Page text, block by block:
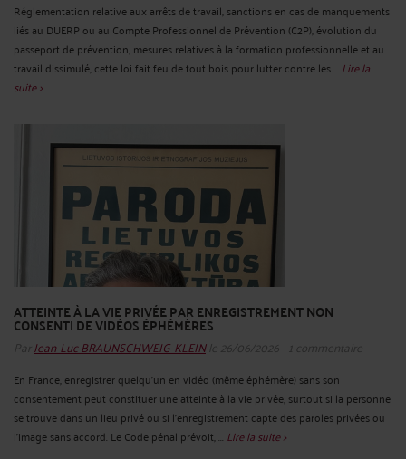
Réglementation relative aux arrêts de travail, sanctions en cas de manquements
liés au DUERP ou au Compte Professionnel de Prévention (C2P), évolution du
passeport de prévention, mesures relatives à la formation professionnelle et au
travail dissimulé, cette loi fait feu de tout bois pour lutter contre les ... Lire la
suite >
ATTEINTE À LA VIE PRIVÉE PAR ENREGISTREMENT NON
CONSENTI DE VIDÉOS ÉPHÉMÈRES
Par Jean-Luc BRAUNSCHWEIG-KLEINle 26/06/2026 - 1 commentaire
En France, enregistrer quelqu’un en vidéo (même éphémère) sans son
consentement peut constituer une atteinte à la vie privée, surtout si la personne
se trouve dans un lieu privé ou si l’enregistrement capte des paroles privées ou
l’image sans accord. Le Code pénal prévoit, ... Lire la suite >